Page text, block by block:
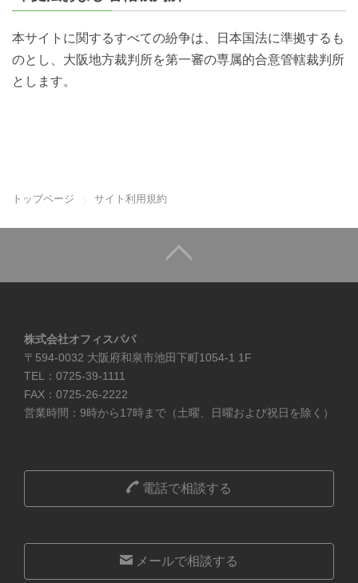
本サイトに関するすべての紛争は、日本国法に準拠するも
のとし、大阪地方裁判所を第一審の専属的合意管轄裁判所
とします。
トップページ サイト利用規約
株式会社オフィスパパ
〒594-0032 大阪府和泉市池田下町1054-1 1F
TEL：0725-39-1111
FAX：0725-26-2222
営業時間：9時から17時まで（土曜、日曜および祝日を除く）
電話で相談する
メールで相談する